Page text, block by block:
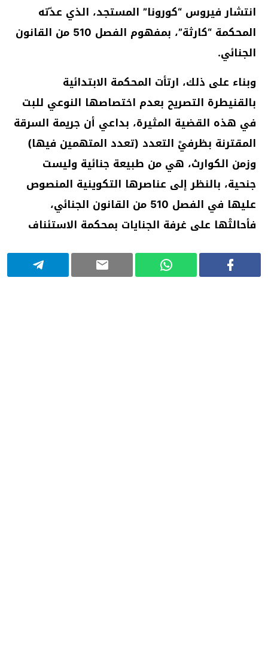
انتشار فيروس “كورونا” المستجد، الذي عدّته
المحكمة “كارثة”، بمفهوم الفصل 510 من القانون
الجنائي.
وبناء على ذلك، ارتأت المحكمة الابتدائية
بالقنيطرة التصريح بعدم اختصاصها النوعي للبت
في هذه القضية المثيرة، بداعي أن جريمة السرقة
المقترنة بظرفيْ التعدد (تعدد المتهمين فيها)
وزمن الكوارث، هي من طبيعة جنائية وليست
جنحية، بالنظر إلى عناصرها التكوينية المنصوص
عليها في الفصل 510 من القانون الجنائي،
فأحالتْها على غرفة الجنايات بمحكمة الاستئناف